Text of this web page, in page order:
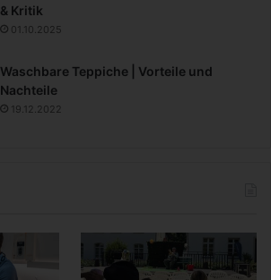
& Kritik
01.10.2025
Waschbare Teppiche | Vorteile und
Nachteile
19.12.2022